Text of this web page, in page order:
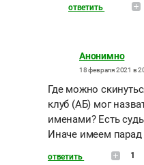
ответить
Анонимно
18 февраля 2021 в
Где можно
клуб (АБ) мог
именами? Есть
Иначе имеем парад
ответить 1